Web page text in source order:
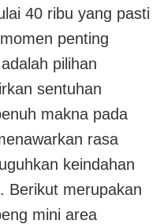
40 ribu yang pasti
penting
pilihan
sentuhan
makna pada
rasa
keindahan
Berikut merupakan
mini area